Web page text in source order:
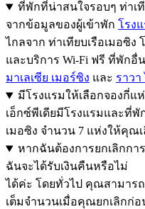
ที่พักที่น่าสนใจรอบๆ ท่าเที
จากข้อมูลของผู้เข้าพัก โรง
ไกลจาก ท่าเทียบเรือเมอซิ
และบริการ Wi-Fi ฟรี ที่พักอื่
มาเลเซีย เมอร์ซิง และ ราว
มีโรงแรมให้เลือกจองกี่แ
เอ็กซ์พีเดียมีโรงแรมและที่พั
เมอซิง จำนวน 7 แห่งให้คุณ
หากฉันต้องการยกเลิกกา
ฉันจะได้รับเงินคืนหรือไม่
ได้ค่ะ โดยทั่วไป คุณสามาร
เต็มจำนวนเมื่อคุณยกเลิกก่